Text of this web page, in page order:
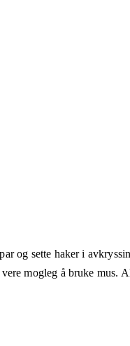
og sette haker i
mogleg å bruke mus.